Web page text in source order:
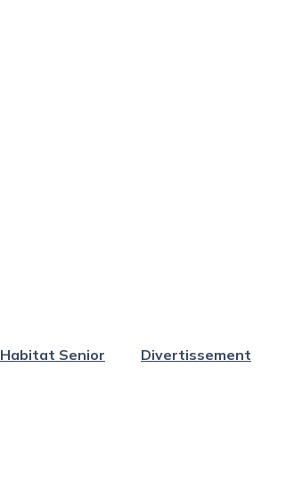
Habitat Senior Divertissement